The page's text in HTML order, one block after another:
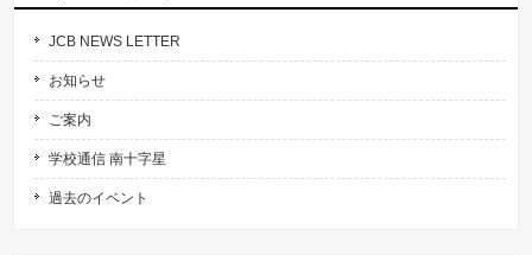
JCB NEWS LETTER
お知らせ
ご案内
学校通信 南十字星
過去のイベント